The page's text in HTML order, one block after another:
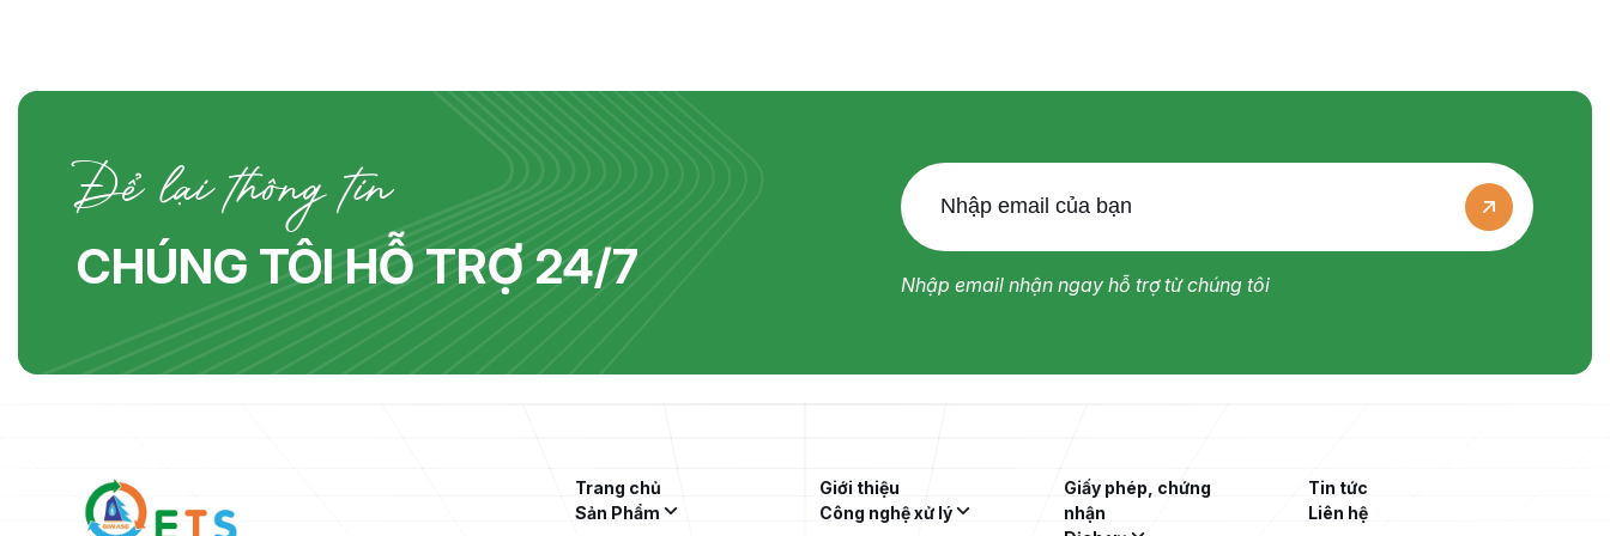
Để lại thông tin
CHÚNG TÔI HỖ TRỢ 24/7 Nhập email nhận ngay hỗ trợ từ chúng tôi
Trang chủ
Sản Phẩm
Giới thiệu
Công nghệ xử lý
Giấy phép, chứng
nhận
Tin tức
Liên hệ